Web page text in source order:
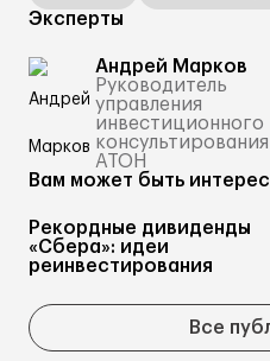
Эксперты
Андрей Марков
Руководитель
управления
инвестиционного
консультирования
АТОН
Вам может быть
Рекордные дивиденды
«Сбера»: идеи
реинвестирования
Все